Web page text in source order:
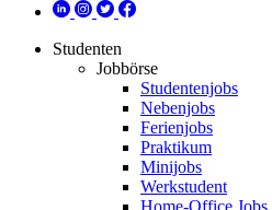
Studenten
Jobbörse
Studentenjobs
Nebenjobs
Ferienjobs
Praktikum
Minijobs
Werkstudent
Home-Office Jobs